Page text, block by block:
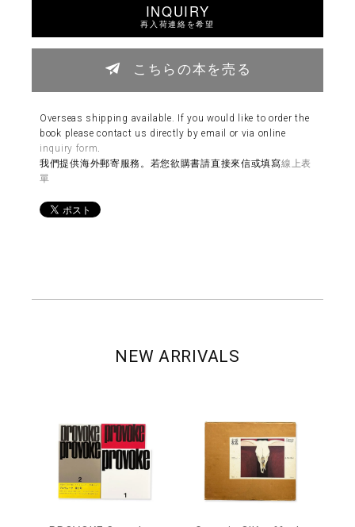
INQUIRY
再入荷連絡を希望
こちらの本を売る
Overseas shipping available. If you would like to order the
book please contact us directly by email or via online
inquiry form.
我們提供海外郵寄服務。若您欲購書請直接來信或填寫線上表
單
NEW ARRIVALS